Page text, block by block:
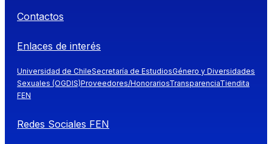
Contactos
Enlaces de interés
Universidad de ChileSecretaría de EstudiosGénero y Diversidades
Sexuales (OGDIS)Proveedores/HonorariosTransparenciaTiendita
FEN
Redes Sociales FEN